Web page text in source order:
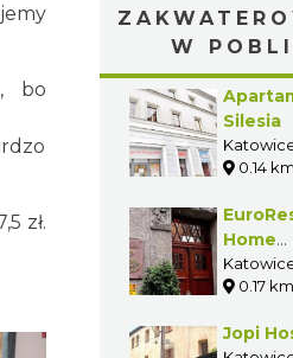
bo
zł.
Silesia
Katowice